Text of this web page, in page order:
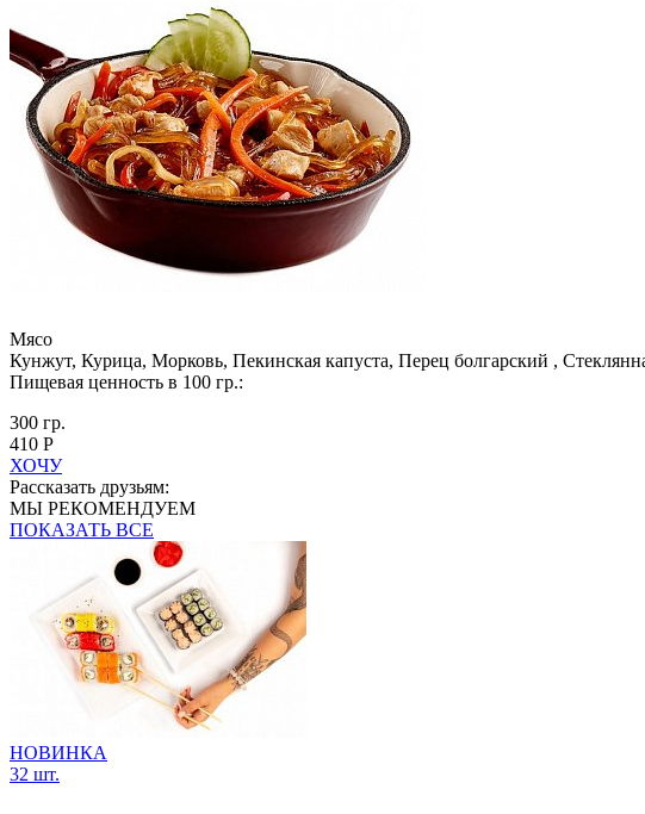
Мясо
Кунжут, Курица, Морковь, Пекинская капуста, Перец болгарский ,
Пищевая ценность в 100 гр.:
300 гр.
410 Р
ХОЧУ
Рассказать друзьям:
МЫ РЕКОМЕНДУЕМ
ПОКАЗАТЬ ВСЕ
НОВИНКА
32 шт.